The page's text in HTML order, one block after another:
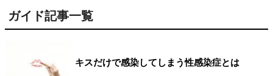
ガイド記事一覧
キスだけで感染してしまう性感染症とは